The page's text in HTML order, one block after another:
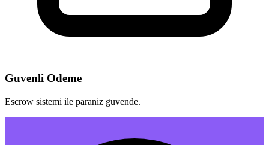
Guvenli Odeme
Escrow sistemi ile paraniz guvende.